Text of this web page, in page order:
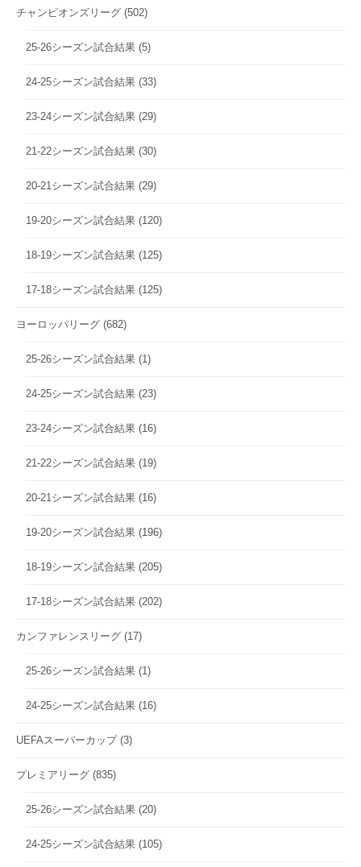
チャンピオンズリーグ (502)
25-26シーズン試合結果 (5)
24-25シーズン試合結果 (33)
23-24シーズン試合結果 (29)
21-22シーズン試合結果 (30)
20-21シーズン試合結果 (29)
19-20シーズン試合結果 (120)
18-19シーズン試合結果 (125)
17-18シーズン試合結果 (125)
ヨーロッパリーグ (682)
25-26シーズン試合結果 (1)
24-25シーズン試合結果 (23)
23-24シーズン試合結果 (16)
21-22シーズン試合結果 (19)
20-21シーズン試合結果 (16)
19-20シーズン試合結果 (196)
18-19シーズン試合結果 (205)
17-18シーズン試合結果 (202)
カンファレンスリーグ (17)
25-26シーズン試合結果 (1)
24-25シーズン試合結果 (16)
UEFAスーパーカップ(3)
プレミアリーグ (835)
25-26シーズン試合結果 (20)
24-25シーズン試合結果 (105)